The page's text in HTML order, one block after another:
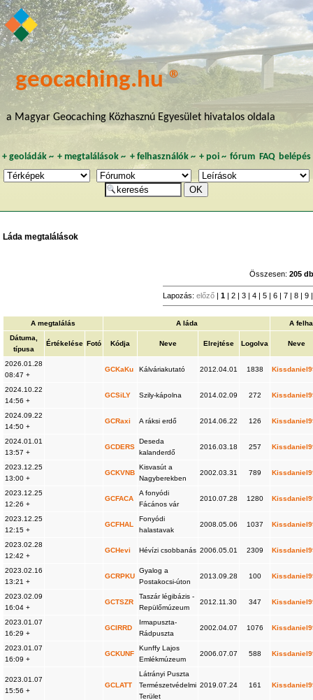
geocaching.hu ®
a Magyar Geocaching Közhasznú Egyesület hivatalos oldala
+ geoládák~ +megtalálások ~ + felhasználók~ + poi~ fórum FAQ belépés
Láda megtalálások
Összesen:205
Lapozás:előző |1 | 2 | 3 | 4 | 5 | 6 | 7 | 8 | 9
A megtalálás A láda
A
Dátuma,
típusa
Értékelése Fotó Kódja Neve Elrejtése Logolva Neve
2026.01.28
08:47 +
GCKaKu Kálváriakutató 2012.04.01 1838
2024.10.22
14:56 +
GCSiLY Szily-kápolna 2014.02.09 272
2024.09.22
14:50 +
GCRaxi A ráksi erdő 2014.06.22 126
2024.01.01
13:57 +
GCDERS
Deseda
kalanderdő
2016.03.18 257
2023.12.25
13:00 +
GCKVNB
Kisvasút a
Nagyberekben
2002.03.31 789
2023.12.25
12:26 +
GCFACA
A fonyódi
Fácános vár
2010.07.28 1280
2023.12.25
12:15 +
GCFHAL
Fonyódi
halastavak
2008.05.06 1037
2023.02.28
12:42 +
GCHevi Hévízi csobbanás 2006.05.01 2309
2023.02.16
13:21 +
GCRPKU
Gyalog a
Postakocsi-úton
2013.09.28 100
2023.02.09
16:04 +
GCTSZR
Taszár légibázis -
Repülőmúzeum
2012.11.30 347
2023.01.07
16:29 +
GCIRRD
Irmapuszta-
Rádpuszta
2002.04.07 1076
2023.01.07
16:09 +
GCKUNF
Kunffy Lajos
Emlékmúzeum
2006.07.07 588
2023.01.07
15:56 +
GCLATT
Látrányi Puszta
Természetvédelmi
Terület
2019.07.24 161